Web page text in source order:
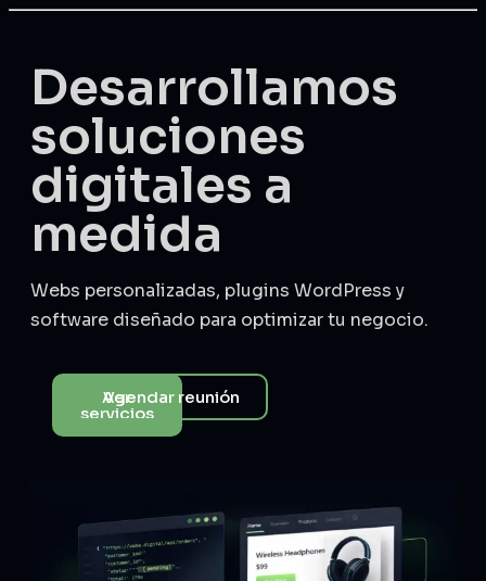
Desarrollamos
soluciones
digitales a
medida
Webs personalizadas, plugins WordPress y
software diseñado para optimizar tu negocio.
Ver
servicios
Agendar reunión